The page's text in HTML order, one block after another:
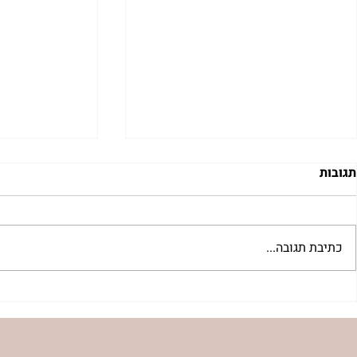
וינשטיין
אפרת בזק
תגובות
כתיבת תגובה...